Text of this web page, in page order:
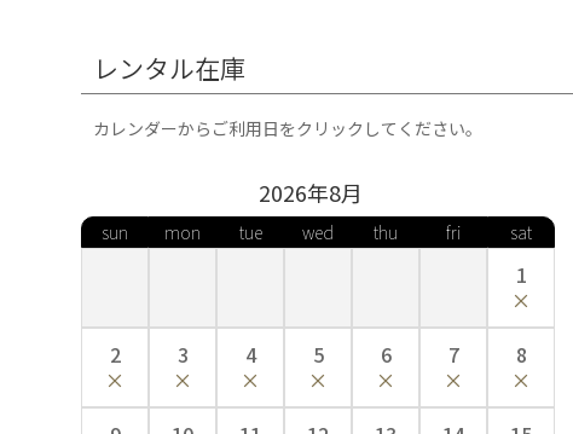
レンタル在庫
カレンダーからご利用日をクリックしてください。
2026年8月
sun mon tue wed thu fri sat
1
2 3 4 5 6 7 8